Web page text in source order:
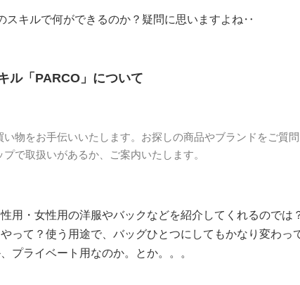
スキルで何ができるのか？疑問に思いますよね‥
ル「PARCO」について
物をお手伝いいたします。お探しの商品やブランドをご質問
で取扱いがあるか、ご案内いたします。
用・女性用の洋服やバックなどを紹介してくれるのでは
って？使う用途で、バッグひとつにしてもかなり変わっ
プライベート用なのか。とか。。。